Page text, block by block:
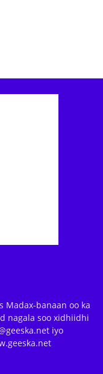
Madax-banaan oo ka
nagala soo xidhiidhi
iyo